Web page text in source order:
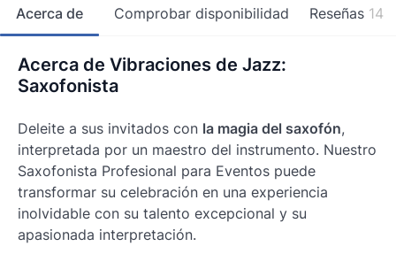
Acerca de Comprobar disponibilidad Reseñas 14
Acerca de Vibraciones de Jazz:
Saxofonista
Deleite a sus invitados con la magia del saxofón,
interpretada por un maestro del instrumento. Nuestro
Saxofonista Profesional para Eventos puede
transformar su celebración en una experiencia
inolvidable con su talento excepcional y su
apasionada interpretación.